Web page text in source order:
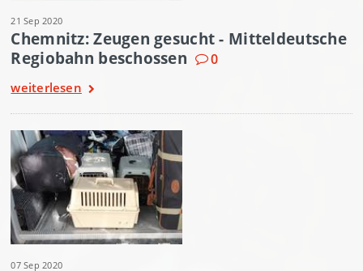
21 Sep 2020
Chemnitz: Zeugen gesucht - Mitteldeutsche
Regiobahn beschossen
0
weiterlesen
07 Sep 2020